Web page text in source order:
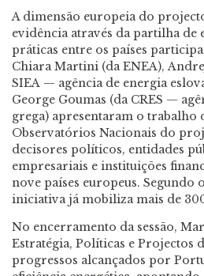
A dimensão europeia do
evidência através da partilha de
práticas entre os países
Chiara Martini (da ENEA),
SIEA — agência de energia
George Goumas (da CRES —
grega) apresentaram o trabalho
Observatórios Nacionais do
decisores políticos, entidades
empresariais e instituições
nove países europeus. Segundo
iniciativa já mobiliza mais de
No encerramento da sessão,
Estratégia, Políticas e Projectos
progressos alcançados por